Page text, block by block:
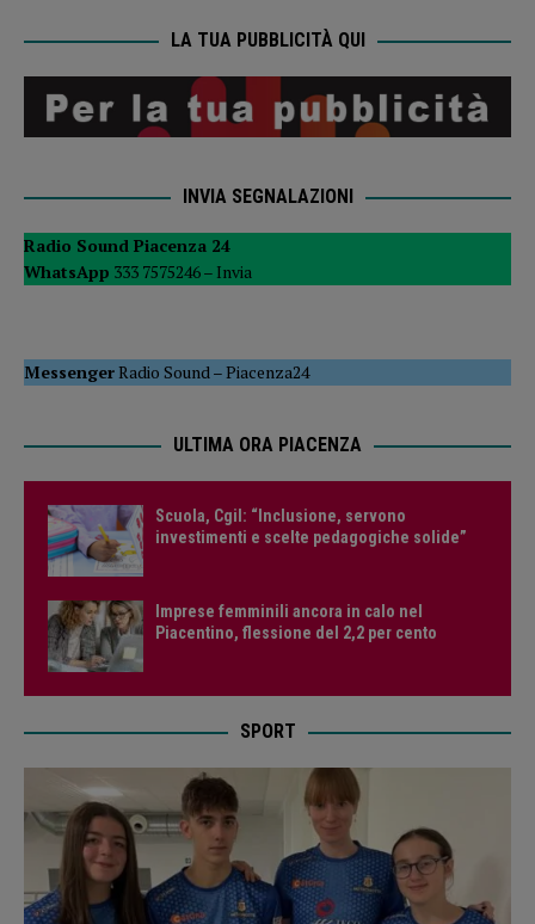
LA TUA PUBBLICITÀ QUI
INVIA SEGNALAZIONI
Radio Sound Piacenza 24
WhatsApp 333 7575246 – Invia
MessengerRadio Sound –Piacenza24
ULTIMA ORA PIACENZA
Scuola, Cgil: “Inclusione, servono
investimenti e scelte pedagogiche solide”
Imprese femminili ancora in calo nel
Piacentino, flessione del 2,2 per cento
SPORT